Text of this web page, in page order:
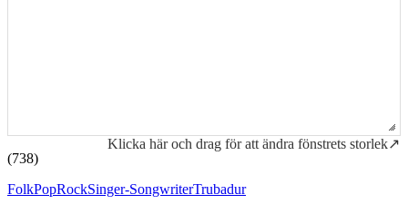
Klicka här och drag för att ändra fönstrets storlek↗
(738)
FolkPopRockSinger-SongwriterTrubadur